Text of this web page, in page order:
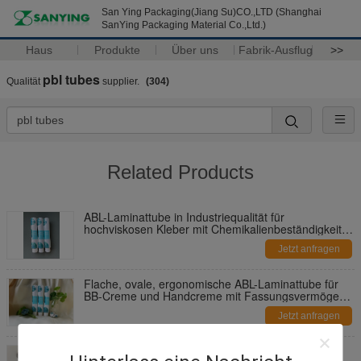
San Ying Packaging(Jiang Su)CO.,LTD (Shanghai
SanYing Packaging Material Co.,Ltd.)
Haus Produkte Über uns Fabrik-Ausflug >>
Qualität pbl tubes supplier. (304)
Related Products
ABL-Laminattube in Industriequalität für
hochviskosen Kleber mit Chemikalienbeständigkeit
Jetzt anfragen
Flache, ovale, ergonomische ABL-Laminattube für
BB-Creme und Handcreme mit Fassungsvermögen
Jetzt anfragen
PBL Kunststoffbarrierelaminierte Röhre mit EVOH